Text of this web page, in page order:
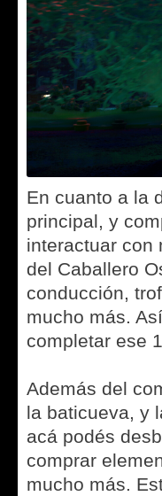
En cuanto a la
principal, y
interactuar con
del Caballero
conducción,
mucho más.
completar ese
Además del
la baticueva, y
acá podés
comprar
mucho más.